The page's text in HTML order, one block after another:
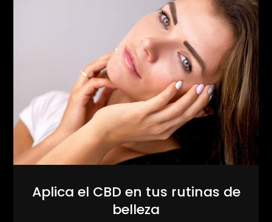
Aplica el CBD en tus rutinas de
belleza